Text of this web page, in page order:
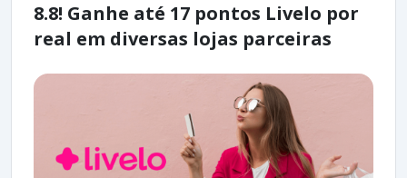
8.8! Ganhe até 17 pontos Livelo por
real em diversas lojas parceiras